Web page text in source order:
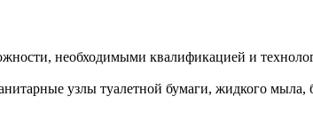
необходимыми квалификацией и
узлы туалетной бумаги, жидкого